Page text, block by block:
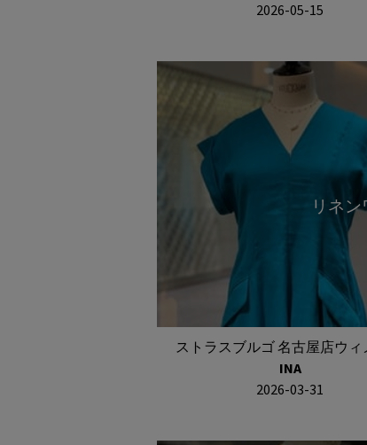
2026-05-15
リネン
ストラスブルゴ 名古屋店ウィ
INA
2026-03-31